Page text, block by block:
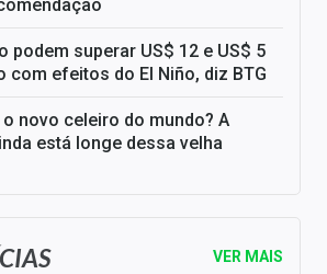
podem superar US$ 12 e US$ 5
com efeitos do El Niño, diz BTG
novo celeiro do mundo? A
está longe dessa velha
VER MAIS